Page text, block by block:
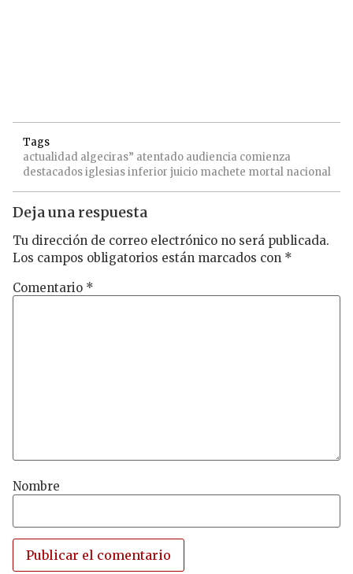
Tags
actualidad algeciras” atentado audiencia comienza
destacadosiglesiasinferior juicio machete mortal nacional
Deja una respuesta
Tu dirección de correo electrónico no será publicada.
Los campos obligatorios están marcados con *
Comentario *
Nombre